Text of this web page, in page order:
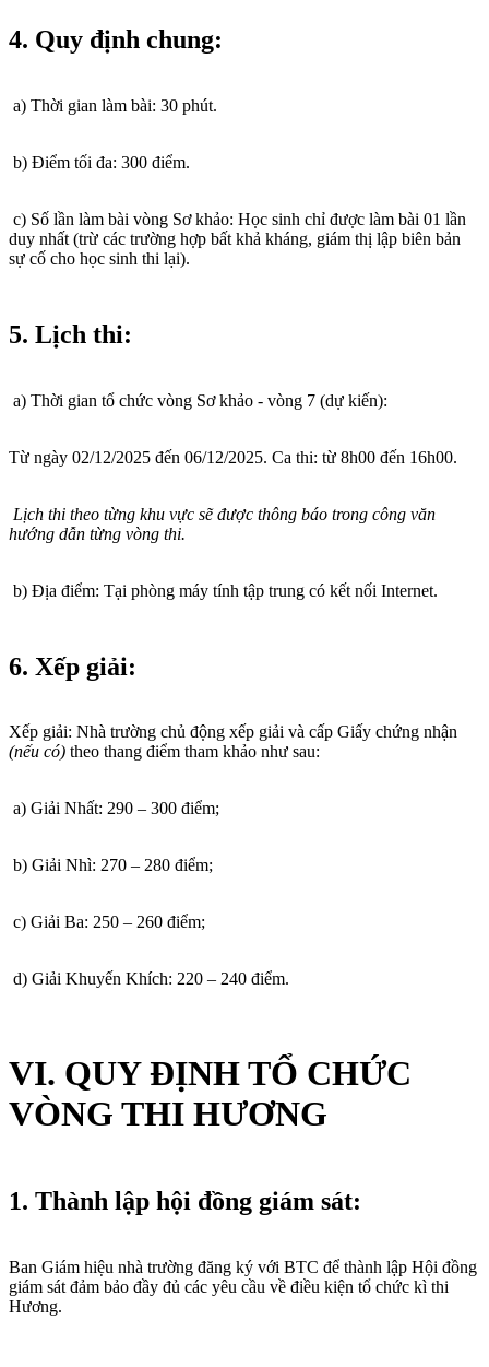
4. Quy định chung:
a) Thời gian làm bài: 30 phút.
b) Điểm tối đa: 300 điểm.
c) Số lần làm bài vòng Sơ khảo: Học sinh chỉ được làm bài 01 lần
duy nhất (trừ các trường hợp bất khả kháng, giám thị lập biên bản
sự cố cho học sinh thi lại).
5. Lịch thi:
a) Thời gian tổ chức vòng Sơ khảo - vòng 7 (dự kiến):
Từ ngày 02/12/2025 đến 06/12/2025. Ca thi: từ 8h00 đến 16h00.
Lịch thi theo từng khu vực sẽ được thông báo trong công văn
hướng dẫn từng vòng thi.
b) Địa điểm: Tại phòng máy tính tập trung có kết nối Internet.
6. Xếp giải:
Xếp giải: Nhà trường chủ động xếp giải và cấp Giấy chứng nhận
(nếu có) theo thang điểm tham khảo như sau:
a) Giải Nhất: 290 – 300 điểm;
b) Giải Nhì: 270 – 280 điểm;
c) Giải Ba: 250 – 260 điểm;
d) Giải Khuyến Khích: 220 – 240 điểm.
VI. QUY ĐỊNH TỔ CHỨC
VÒNG THI HƯƠNG
1. Thành lập hội đồng giám sát:
Ban Giám hiệu nhà trường đăng ký với BTC để thành lập Hội đồng
giám sát đảm bảo đầy đủ các yêu cầu về điều kiện tổ chức kì thi
Hương.